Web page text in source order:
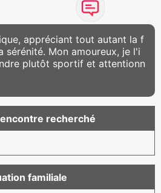
appréciant tout autant la f
sérénité. Mon amoureux, je l'i
plutôt sportif et attentionn
recherché
familiale